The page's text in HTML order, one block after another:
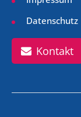
Datenschutz
Kontakt